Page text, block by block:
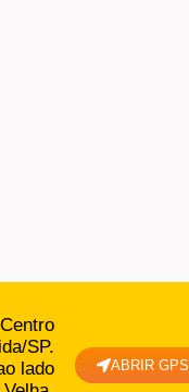
SP.
lado
ABRIR GPS